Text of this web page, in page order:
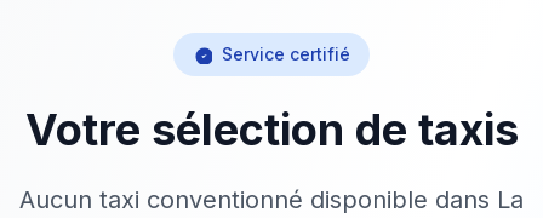
Service certifié
Votre sélection de taxis
Aucun taxi conventionné disponible dans La